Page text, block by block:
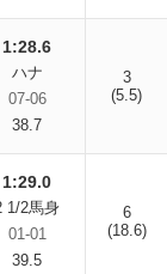
1:28.6
ハナ
07-06
38.7
3
(5.5)
1:29.0
1/2馬身
01-01
39.5
6
(18.6)